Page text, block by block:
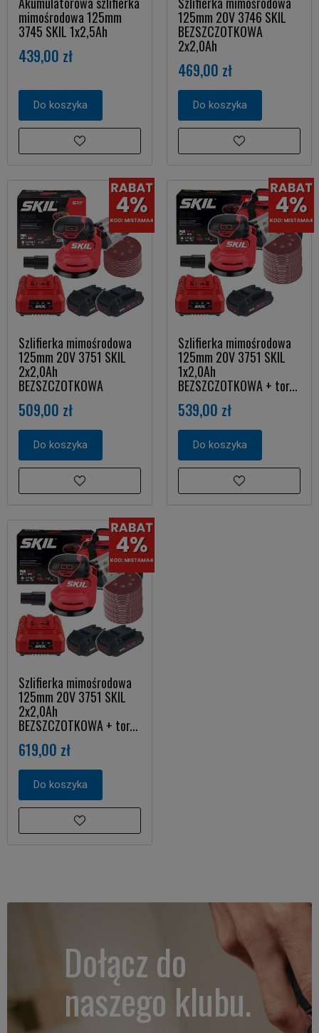
mimośrodowa 125mm
3745 SKIL 1x2,5Ah
439,00 zł
Do koszyka
125mm 20V 3746 SKIL
BEZSZCZOTKOWA
2x2,0Ah
469,00 zł
Do koszyka
Szlifierka mimośrodowa
125mm 20V 3751 SKIL
2x2,0Ah
BEZSZCZOTKOWA
509,00 zł
Do koszyka
Szlifierka mimośrodowa
125mm 20V 3751 SKIL
1x2,0Ah
BEZSZCZOTKOWA + tor...
539,00 zł
Do koszyka
Szlifierka mimośrodowa
125mm 20V 3751 SKIL
2x2,0Ah
BEZSZCZOTKOWA + tor...
619,00 zł
Do koszyka
Dołącz do
naszego klubu.